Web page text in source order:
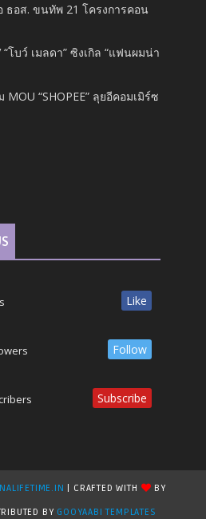
ธอส. ขนทัพ 21 โครงการคอน
โบว์ เมลดา” ซิงเกิล “แฟนผมน่า
“SHOPEE” ลุยอีคอมเมิร์ซ
Like
Follow
Subscribe
| CRAFTED WITH
BY
BY GOOYAABI TEMPLATES